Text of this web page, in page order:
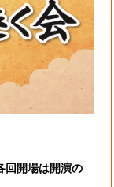
回開場は開演の